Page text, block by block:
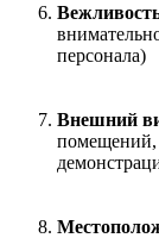
персонала)
Внешний
помещений,